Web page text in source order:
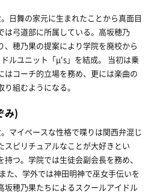
日舞の家元に生まれたことから真面目
は弓道部に所属している。高坂穂乃
、穂乃果の提案により学院を廃校から
ルユニット「μ's」を結成。 当初は乗
はコーチ的立場を務め、更には楽曲の
組むようになる。
み)
マイペースな性格で喋りは関西弁混じ
スピリチュアルなことが大好きとい
つ。学院では生徒会副会長を務め、
た、学外では神田明神で巫女手伝いを
坂穂乃果たちによるスクールアイドル